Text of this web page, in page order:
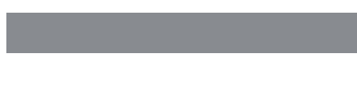
Hotline:0938 906 663